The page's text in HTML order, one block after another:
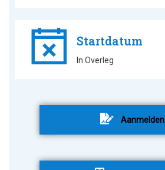
Startdatum
In Overleg
Aanmelden